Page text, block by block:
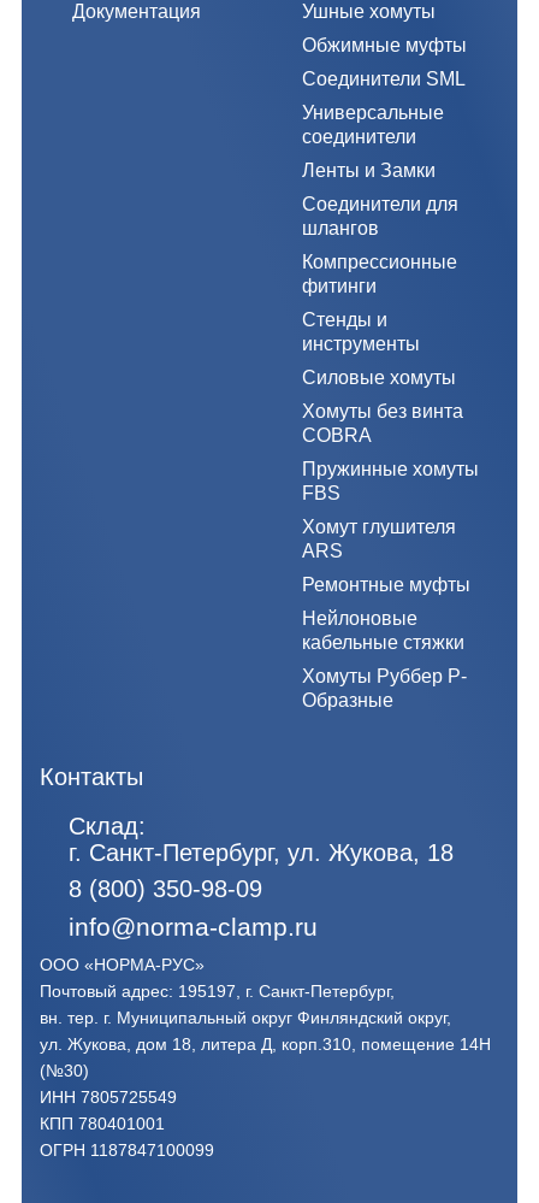
Документация
Ушные хомуты
Обжимные муфты
Соединители SML
Универсальные
соединители
Ленты и Замки
Соединители для
шлангов
Компрессионные
фитинги
Стенды и
инструменты
Силовые хомуты
Хомуты без винта
COBRA
Пружинные хомуты
FBS
Хомут глушителя
ARS
Ремонтные муфты
Нейлоновые
кабельные стяжки
Хомуты Руббер Р-
Образные
Контакты
Склад:
г. Санкт-Петербург, ул. Жукова, 18
8 (800) 350-98-09
info@norma-clamp.ru
ООО «НОРМА-РУС»
Почтовый адрес: 195197, г. Санкт-Петербург,
вн. тер. г. Муниципальный округ Финляндский округ,
ул. Жукова, дом 18, литера Д, корп.310, помещение 14Н
(№30)
ИНН 7805725549
КПП 780401001
ОГРН 1187847100099